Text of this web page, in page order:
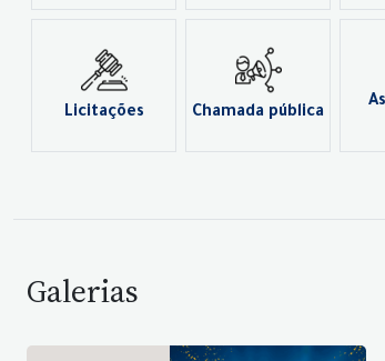
Licitações Chamada pública
Galerias